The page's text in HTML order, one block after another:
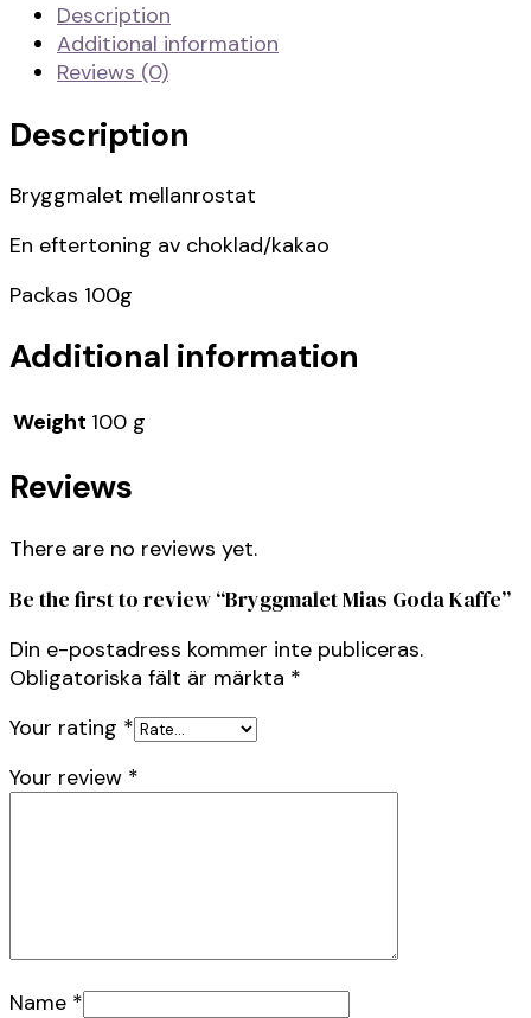
quantityDescription
Additional information
Reviews (0)
Description
Bryggmalet mellanrostat
En eftertoning av choklad/kakao
Packas 100g
Additional information
Weight 100 g
Reviews
There are no reviews yet.
Be the first to review “Bryggmalet Mias Goda Kaffe”
Din e-postadress kommer inte publiceras.
Obligatoriska fält är märkta *
Your rating *
Your review *
Name *